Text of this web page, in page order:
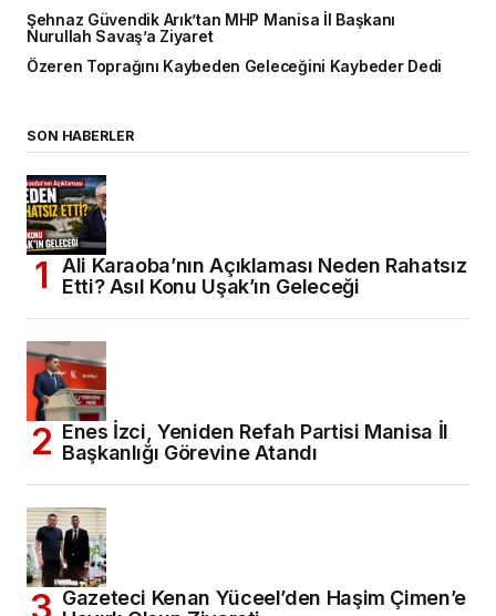
Şehnaz Güvendik Arık’tan MHP Manisa İl Başkanı
Nurullah Savaş’a Ziyaret
Özeren Toprağını Kaybeden Geleceğini Kaybeder Dedi
SON HABERLER
Ali Karaoba’nın Açıklaması Neden Rahatsız
Etti? Asıl Konu Uşak’ın Geleceği
Enes İzci, Yeniden Refah Partisi Manisa İl
Başkanlığı Görevine Atandı
Gazeteci Kenan Yüceel’den Haşim Çimen’e